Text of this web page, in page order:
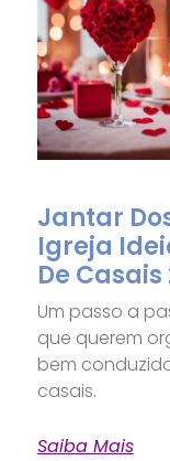
Jantar
Igreja
De Casais
Um passo a
que querem
bem
casais.
Saiba Mais